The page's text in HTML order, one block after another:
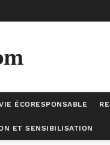
ÉCORESPONSABLE
ET SENSIBILISATION